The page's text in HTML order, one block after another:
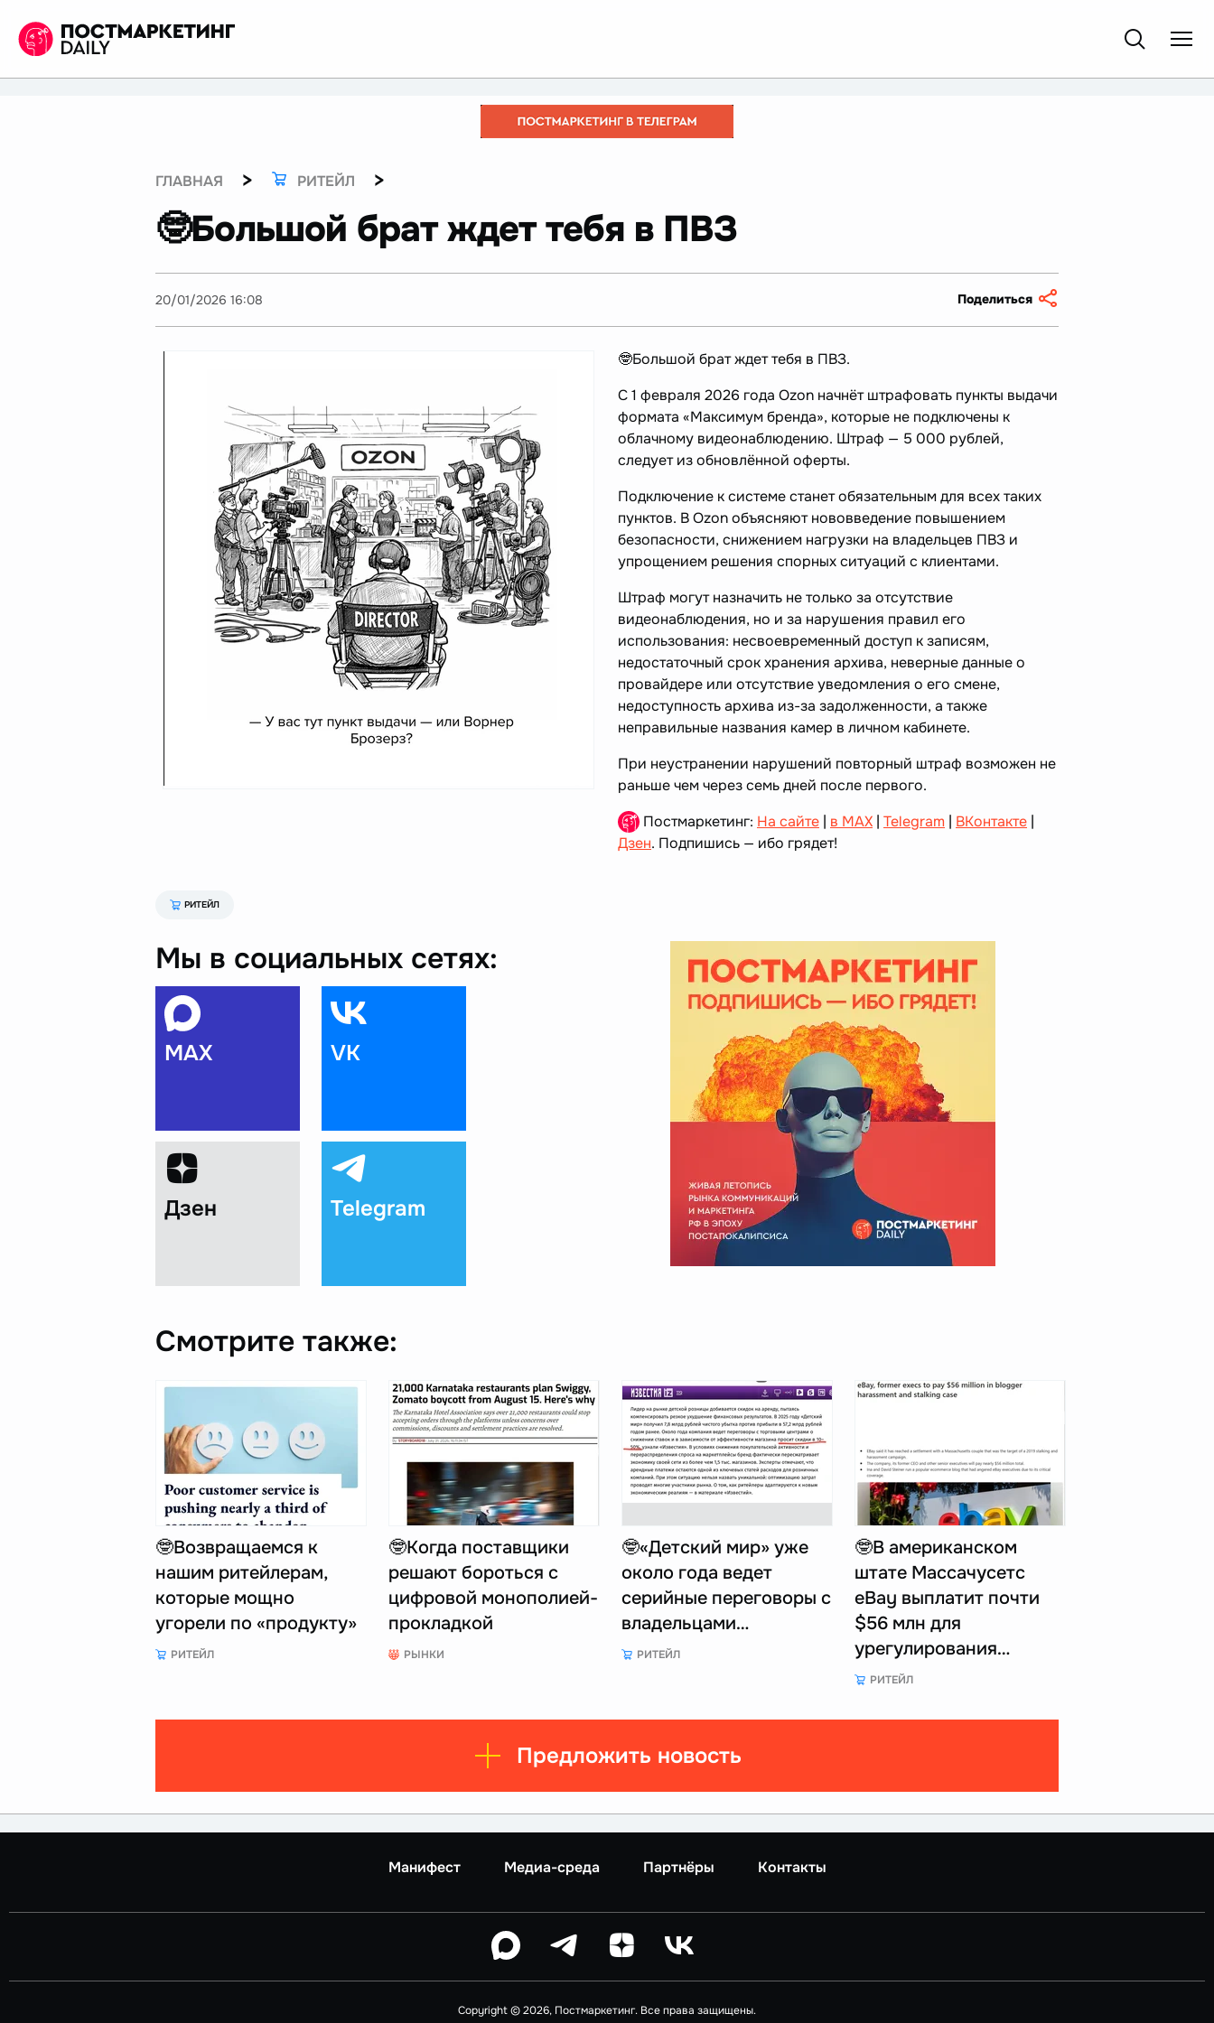
ГЛАВНАЯ > РИТЕЙЛ >
🤓Большой брат ждет тебя в ПВЗ
20/01/2026 16:08 Поделиться
🤓Большой брат ждет тебя в ПВЗ.
С 1 февраля 2026 года Ozon начнёт штрафовать пункты выдачи
формата «Максимум бренда», которые не подключены к
облачному видеонаблюдению. Штраф — 5 000 рублей,
следует из обновлённой оферты.
Подключение к системе станет обязательным для всех таких
пунктов. В Ozon объясняют нововведение повышением
безопасности, снижением нагрузки на владельцев ПВЗ и
упрощением решения спорных ситуаций с клиентами.
Штраф могут назначить не только за отсутствие
видеонаблюдения, но и за нарушения правил его
использования: несвоевременный доступ к записям,
недостаточный срок хранения архива, неверные данные о
провайдере или отсутствие уведомления о его смене,
недоступность архива из-за задолженности, а также
неправильные названия камер в личном кабинете.
При неустранении нарушений повторный штраф возможен не
раньше чем через семь дней после первого.
Постмаркетинг: На сайте | в MAX | Telegram | ВКонтакте |
Дзен. Подпишись — ибо грядет!
РИТЕЙЛ
Мы в социальных сетях:
MAX VK
Дзен Telegram
Смотрите также:
🤓Возвращаемся к
нашим ритейлерам,
которые мощно
угорели по «продукту»
РИТЕЙЛ
🤓Когда поставщики
решают бороться с
цифровой монополией-
прокладкой
РЫНКИ
🤓«Детский мир» уже
около года ведет
серийные переговоры с
владельцами…
РИТЕЙЛ
🤓В американском
штате Массачусетс
eBay выплатит почти
$56 млн для
урегулирования…
РИТЕЙЛ
Предложить новость
Манифест Медиа-среда Партнёры Контакты
Copyright © 2026, Постмаркетинг. Все права защищены.